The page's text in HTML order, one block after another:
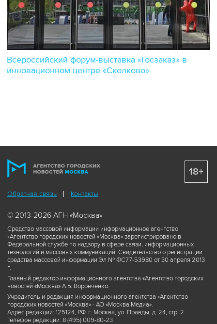
Всероссийский форум-выставка «Госзаказ» в
инновационном центре «Сколково»
Обратная связь Контакты
© 2013-2026 АГН «Москва»
Средство массовой информации информационное агентство
«Агентство городских новостей «Москва» зарегистрировано в
Федеральной службе по надзору в сфере связи, информационных
технологий и массовых коммуникаций. Свидетельство о регистрации
средства массовой информации Эл № ФС77-53980 от 30 апреля 2013
г.
Главный редактор информационного агентства «Агентство городских
новостей «Москва» А.Б. Воронченко.
Учредитель и редакция информационного агентства «Агентство
городских новостей «Москва» - АО «Москва Медиа».
Адрес редакции: 125124, РФ, г. Москва, ул. Правды, д. 24, стр. 2
Телефон редакции: 8 (495) 009-80-23
18+